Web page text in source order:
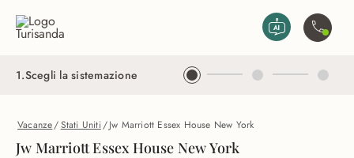
1.Scegli la sistemazione
Vacanze/Stati Uniti/Jw Marriott Essex House New York
Jw Marriott Essex House New York